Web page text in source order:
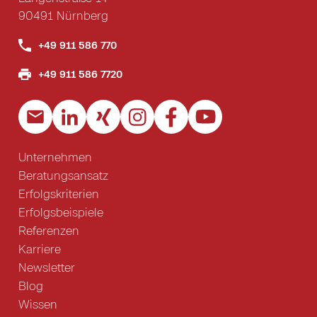
90491 Nürnberg
+49 911 586 770
+49 911 586 7720
Unternehmen
Beratungsansatz
Erfolgskriterien
Erfolgsbeispiele
Referenzen
Karriere
Newsletter
Blog
Wissen